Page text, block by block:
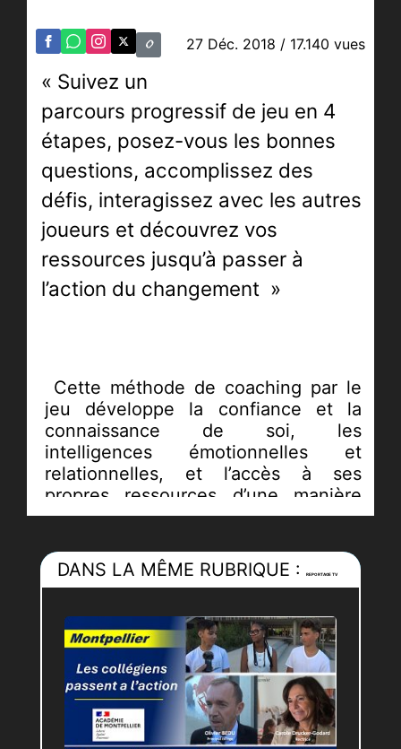
27 Déc. 2018 / 17.140 vues
« Suivez un
parcours progressif de jeu en 4
étapes, posez-vous les bonnes
questions, accomplissez des
défis, interagissez avec les autres
joueurs et découvrez vos
ressources jusqu’à passer à
l’action du changement »
Cette méthode de coaching par le
jeu développe la confiance et la
connaissance de soi, les
intelligences émotionnelles et
relationnelles, et l’accès à ses
propres ressources d’une manière
accessible, ludique et créative.
«Le succès passe par 80% de
ressources intérieures et 20% de
calcul stratégique: c’est la clé du
Jeu du PAS SAGE »
Avec le Jeu du PAS>>>SAGE, libérez
votre psychologie et passez à
l’action... le changement est
DANS LA MÊME RUBRIQUE :REPORTAGE TV